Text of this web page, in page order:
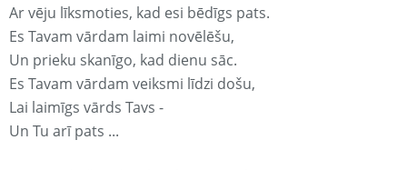
Ar vēju līksmoties, kad esi bēdīgs pats.
Es Tavam vārdam laimi novēlēšu,
Un prieku skanīgo, kad dienu sāc.
Es Tavam vārdam veiksmi līdzi došu,
Lai laimīgs vārds Tavs -
Un Tu arī pats ...